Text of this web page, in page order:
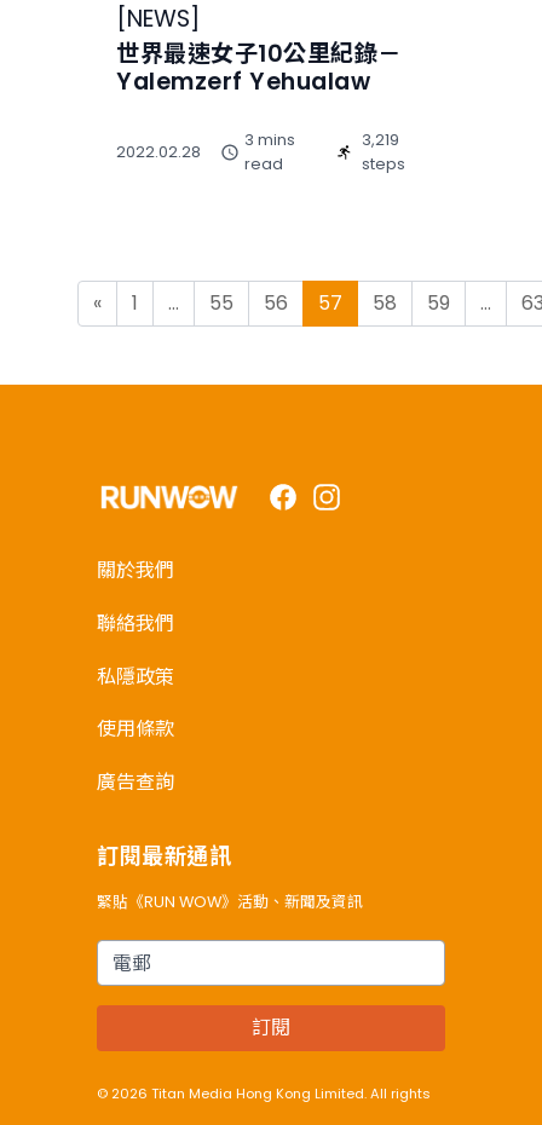
NEWS
世界最速女子10公里紀錄－
Yalemzerf Yehualaw
2022.02.28
3 mins
read
3,219
steps
Posts navigation
« 1 … 55 56 57 58 59 …
FacebookInstagram
關於我們
聯絡我們
私隱政策
使用條款
廣告查詢
訂閱最新通訊
緊貼《RUN WOW》活動、新聞及資訊
電郵
訂閱
© 2026 Titan Media Hong Kong Limited. All rights